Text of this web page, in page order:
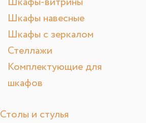
Шкафы навесные
Шкафы с зеркалом
Стеллажи
Комплектующие для
шкафов
Столы и стулья